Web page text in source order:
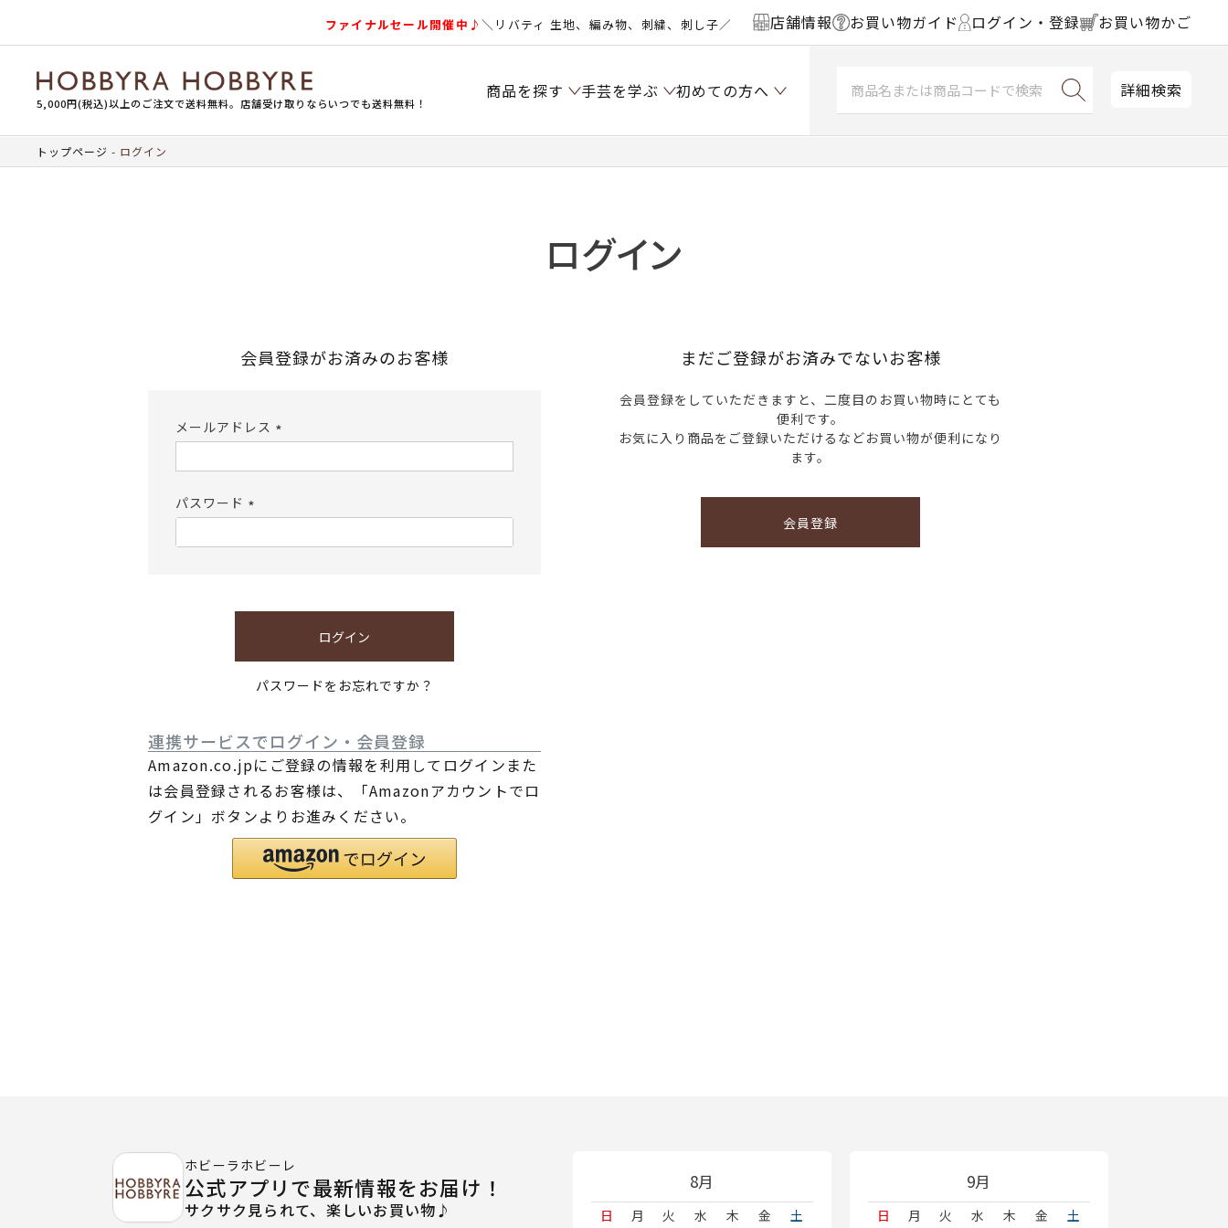
ファイナルセール開催中♪＼リバティ 生地、編み物、刺繍、刺し子／ 店舗情報 お買い物ガイド ログイン・登録 お買い物かご
5,000円(税込)以上のご注文で送料無料。店舗受け取りならいつでも送料無料！
商品を探す 手芸を学ぶ 初めての方へ 詳細検索
トップページ ログイン
ログイン
会員登録がお済みのお客様
メールアドレス
須)
パスワード
須)
ログイン
パスワードをお忘れですか？
連携サービスでログイン・会員登録
Amazon.co.jpにご登録の情報を利用してログインまた
は会員登録されるお客様は、「Amazonアカウントでロ
グイン」ボタンよりお進みください。
まだご登録がお済みでないお客様
会員登録をしていただきますと、二度目のお買い物時にとても
便利です。
お気に入り商品をご登録いただけるなどお買い物が便利になり
ます。
会員登録
8月
日 月 火 水 木 金 土
9月
日 月 火 水 木 金 土
ホビーラホビーレ
公式アプリで最新情報をお届け！
サクサク見られて、楽しいお買い物♪